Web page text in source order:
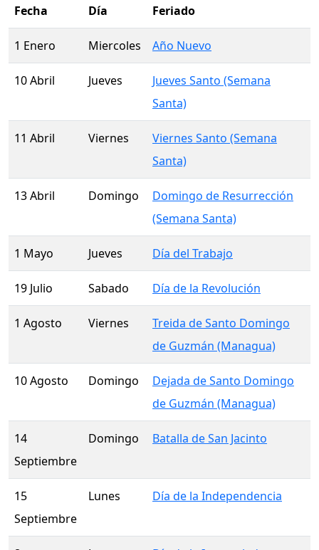
Fecha Día Feriado
1 Enero Miercoles Año Nuevo
10 Abril Jueves
Jueves Santo (Semana
Santa)
11 Abril Viernes
Viernes Santo (Semana
Santa)
13 Abril Domingo
Domingo de Resurrección
(Semana Santa)
1 Mayo Jueves Día del Trabajo
19 Julio Sabado Día de la Revolución
1 Agosto Viernes
Treida de Santo Domingo
de Guzmán (Managua)
10 Agosto Domingo
Dejada de Santo Domingo
de Guzmán (Managua)
14
Septiembre
Domingo Batalla de San Jacinto
15
Septiembre
Lunes Día de la Independencia